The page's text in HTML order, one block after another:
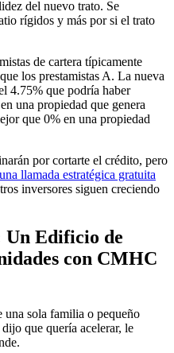
del nuevo trato. Se
rígidos y más por si el trato
de cartera típicamente
los prestamistas A. La nueva
4.75% que podría haber
una propiedad que genera
que 0% en una propiedad
por cortarte el crédito, pero
llamada estratégica gratuita
inversores siguen creciendo
Edificio de
con CMHC
una sola familia o pequeño
que quería acelerar, le